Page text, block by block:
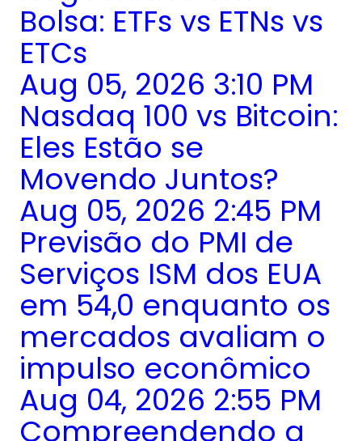
Bolsa: ETFs vs ETNs vs
ETCs
Aug 05, 2026 3:10 PM
Nasdaq 100 vs Bitcoin:
Eles Estão se
Movendo Juntos?
Aug 05, 2026 2:45 PM
Previsão do PMI de
Serviços ISM dos EUA
em 54,0 enquanto os
mercados avaliam o
impulso econômico
Aug 04, 2026 2:55 PM
Compreendendo a